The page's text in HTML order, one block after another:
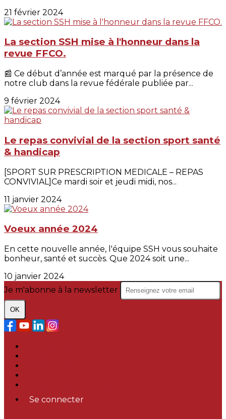
21 février 2024
La section SSH mise à l'honneur dans la
revue FFCO.
📰 Ce début d’année est marqué par la présence de
notre club dans la revue fédérale publiée par...
9 février 2024
Le repas convivial de la section sport santé
& handicap
[SPORT SUR PRESCRIPTION MEDICALE – REPAS
CONVIVIAL]Ce mardi soir et jeudi midi, nos...
11 janvier 2024
Voeux année 2024
En cette nouvelle année, l'équipe SSH vous souhaite
bonheur, santé et succès. Que 2024 soit une...
10 janvier 2024
Je m'abonne à la newsletter
OK
Se connecter